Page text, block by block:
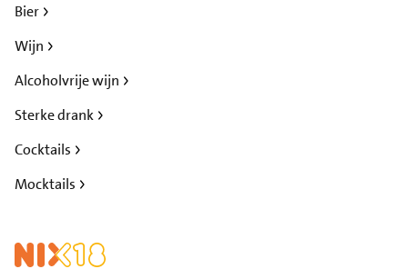
Bier
Wijn
Alcoholvrije wijn
Sterke drank
Cocktails
Mocktails